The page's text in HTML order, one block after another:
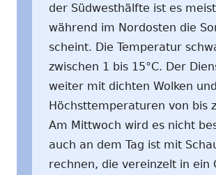
der Südwesthälfte ist es
während im Nordosten die
scheint. Die Temperatur
zwischen 1 bis 15°C. Der
weiter mit dichten Wolken und
Höchsttemperaturen von bis
Am Mittwoch wird es nicht
auch an dem Tag ist mit
rechnen, die vereinzelt in ein